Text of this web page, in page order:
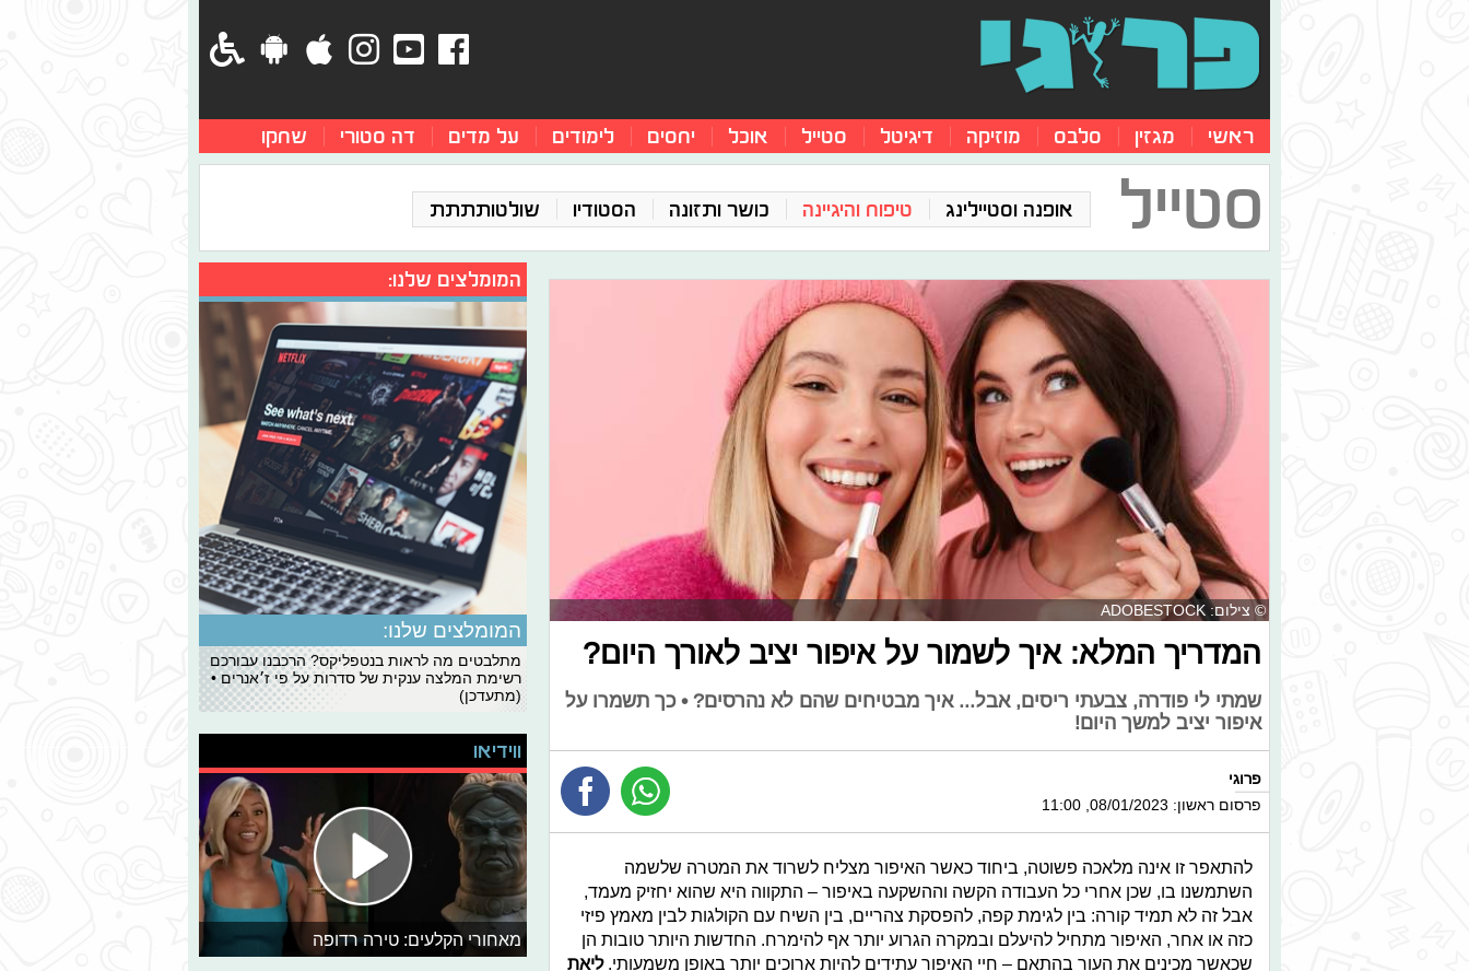
ראשי מגזין סלבס מוזיקה דיגיטל סטייל אוכל יחסים לימודים על מדים דה סטורי שחקו
סטייל אופנה וסטיילינג טיפוח והיגיינה כושר ותזונה הסטודיו שולטותתתת
© צילום: ADOBESTOCK
המדריך המלא: איך לשמור על איפור יציב לאורך היום?
שמתי לי פודרה, צבעתי ריסים, אבל... איך מבטיחים שהם לא נהרסים? • כך תשמרו על
איפור יציב למשך היום!
פרוגי
פרסום ראשון: 08/01/2023, 11:00
להתאפר זו אינה מלאכה פשוטה, ביחוד כאשר האיפור מצליח לשרוד את המטרה שלשמה
השתמשנו בו, שכן אחרי כל העבודה הקשה וההשקעה באיפור – התקווה היא שהוא יחזיק מעמד,
אבל זה לא תמיד קורה: בין לגימת קפה, להפסקת צהריים, בין השיח עם הקולגות לבין מאמץ פיזי
כזה או אחר, האיפור מתחיל להיעלם ובמקרה הגרוע יותר אף להימרח. החדשות היותר טובות הן
שכאשר מכינים את העור בהתאם – חיי האיפור עתידים להיות ארוכים יותר באופן משמעותי.ליאת
המומלצים שלנו:
המומלצים שלנו:
מתלבטים מה לראות בנטפליקס? הרכבנו עבורכם
רשימת המלצה ענקית של סדרות על פי ז׳אנרים •
(מתעדכן)
ווידיאו
מאחורי הקלעים: טירה רדופה